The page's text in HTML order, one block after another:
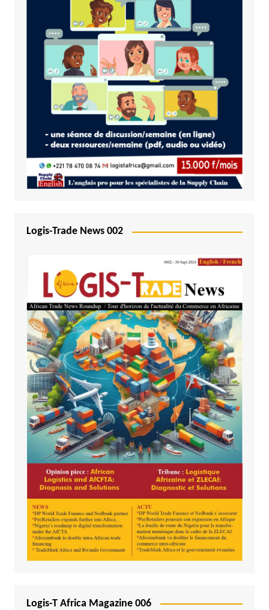
Logis-Trade News 002
Logis-T Africa Magazine 006